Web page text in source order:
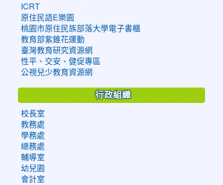
ICRT
原住民語E樂園
桃園市原住民族部落大學電子書櫃
教育部紫錐花運動
臺灣教育研究資源網
性平、交安、健促專區
公視兒少教育資源網
行政組織
校長室
教務處
學務處
總務處
輔導室
幼兒園
會計室